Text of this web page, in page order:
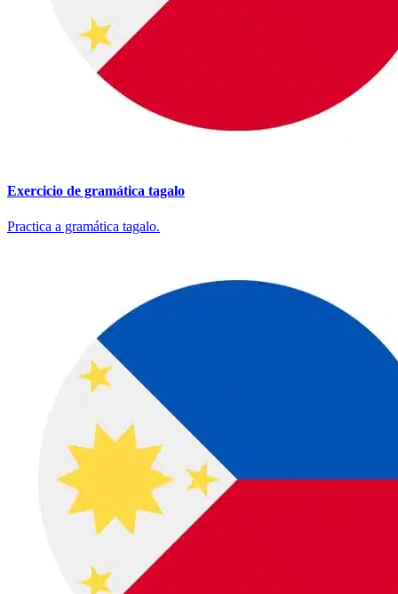
Exercicio de gramática tagalo
Practica a gramática tagalo.